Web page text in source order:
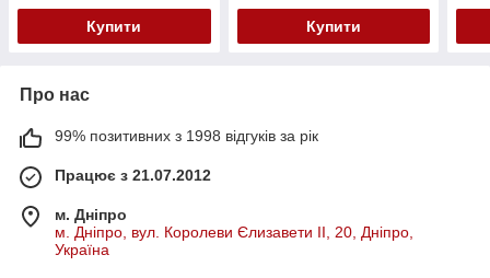
Купити Купити
Про нас
99% позитивних з 1998 відгуків за рік
Працює з 21.07.2012
м. Дніпро
м. Дніпро, вул. Королеви Єлизавети ІІ, 20, Дніпро,
Україна